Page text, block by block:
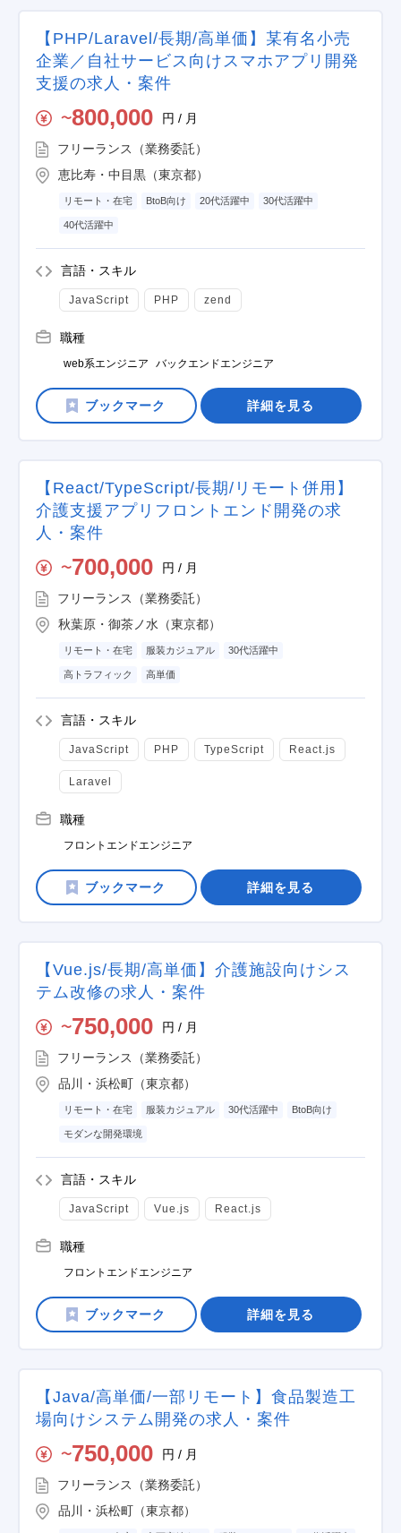
【PHP/Laravel/長期/高単価】某有名小売
企業／自社サービス向けスマホアプリ開発
支援の求人・案件
〜800,000 円 / 月
フリーランス（業務委託）
恵比寿・中目黒（東京都）
リモート・在宅 BtoB向け 20代活躍中 30代活躍中
40代活躍中
言語・スキル
JavaScript PHP zend
職種
web系エンジニア バックエンドエンジニア
詳細を見る
【React/TypeScript/長期/リモート併用】
介護支援アプリフロントエンド開発の求
人・案件
〜700,000 円 / 月
フリーランス（業務委託）
秋葉原・御茶ノ水（東京都）
リモート・在宅 服装カジュアル 30代活躍中
高トラフィック 高単価
言語・スキル
JavaScript PHP TypeScript React.js
Laravel
職種
フロントエンドエンジニア
詳細を見る
【Vue.js/長期/高単価】介護施設向けシス
テム改修の求人・案件
〜750,000 円 / 月
フリーランス（業務委託）
品川・浜松町（東京都）
リモート・在宅 服装カジュアル 30代活躍中 BtoB向け
モダンな開発環境
言語・スキル
JavaScript Vue.js React.js
職種
フロントエンドエンジニア
詳細を見る
【Java/高単価/一部リモート】食品製造工
場向けシステム開発の求人・案件
〜750,000 円 / 月
フリーランス（業務委託）
品川・浜松町（東京都）